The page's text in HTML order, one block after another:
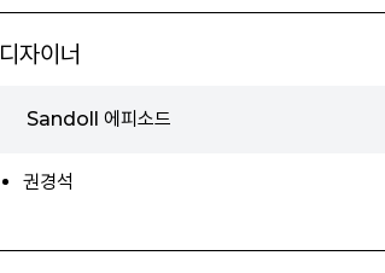
디자이너
Sandoll 에피소드
권경석